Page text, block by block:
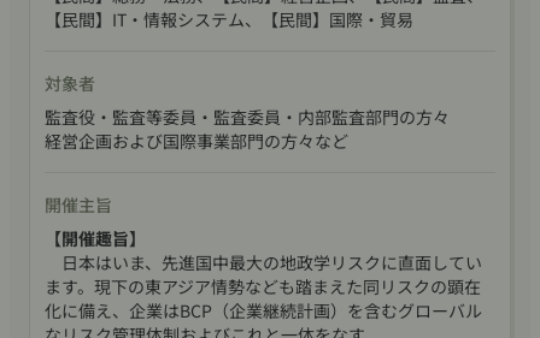
【民間】IT・情報システム、【民間】国際・貿易
対象者
監査役・監査等委員・監査委員・内部監査部門の方々
経営企画および国際事業部門の方々など
開催主旨
【開催趣旨】
日本はいま、先進国中最大の地政学リスクに直面してい
ます。現下の東アジア情勢なども踏まえた同リスクの顕在
化に備え、企業はBCP（企業継続計画）を含むグローバル